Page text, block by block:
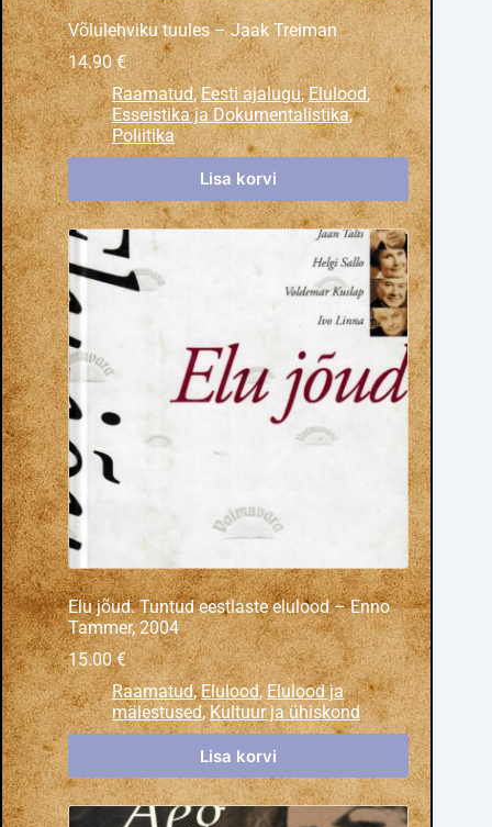
Võlulehviku tuules – Jaak Treiman
14.90€
Raamatud,Eesti ajalugu,Elulood,
Esseistika ja Dokumentalistika,
Poliitika
Lisa korvi
Elu jõud. Tuntud eestlaste elulood – Enno
Tammer, 2004
15.00€
Raamatud,Elulood, Elulood ja
mälestused,Kultuur ja ühiskond
Lisa korvi